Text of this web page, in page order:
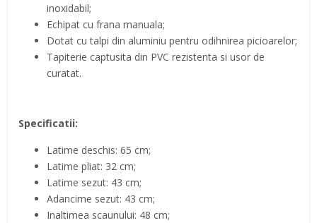
inoxidabil;
Echipat cu frana manuala;
Dotat cu talpi din aluminiu pentru odihnirea picioarelor;
Tapiterie captusita din PVC rezistenta si usor de
curatat.
Specificatii:
Latime deschis: 65 cm;
Latime pliat: 32 cm;
Latime sezut: 43 cm;
Adancime sezut: 43 cm;
Inaltimea scaunului: 48 cm;